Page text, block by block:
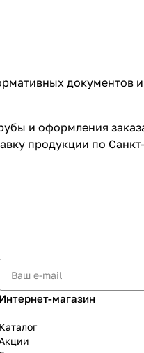
документов
и оформления
продукции по
Интернет-магазин
Каталог